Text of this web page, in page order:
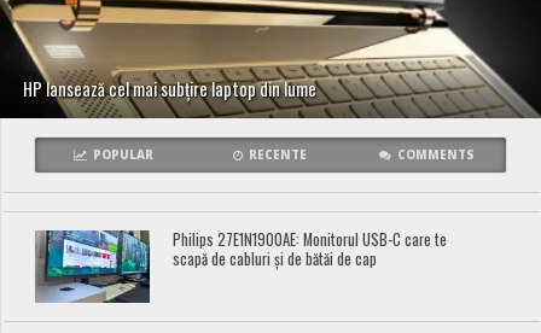
HP lansează cel mai subțire laptop din lume
POPULAR RECENTE COMMENTS
Philips 27E1N1900AE: Monitorul USB-C care te
scapă de cabluri și de bătăi de cap